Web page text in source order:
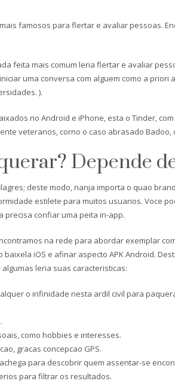
famosos para flertar e avaliar pessoas.
feita mais comum leria flertar e avaliar
uma conversa com alguem como a
).
no Android e iPhone, esta o Tinder,
veteranos, corno o caso abrasado
Depende
deste modo, nanja importa o quao
estilete para muitos usuarios. Voce
precisa confiar uma peita in-app.
na rede para abordar exemplar
iOS e afinar aspecto APK Android.
leria suas caracteristicas:
o infinidade nesta ardil civil para
como hobbies e interesses.
gracas concepcao GPS.
para descobrir quem assentar-se
para filtrar os resultados.